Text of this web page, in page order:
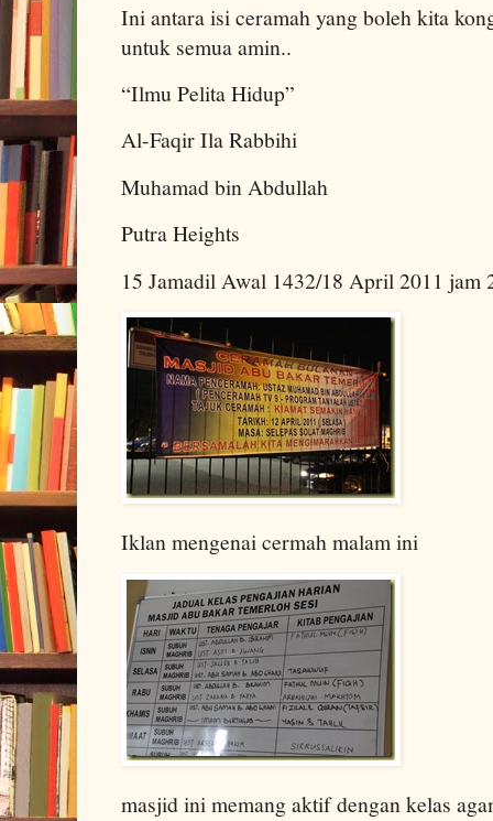
Ini antara isi ceramah yang boleh kita
untuk semua amin..
“Ilmu Pelita Hidup”
Al-Faqir Ila Rabbihi
Muhamad bin Abdullah
Putra Heights
15 Jamadil Awal 1432/18 April 2011 jam
Iklan mengenai cermah malam ini
masjid ini memang aktif dengan kelas